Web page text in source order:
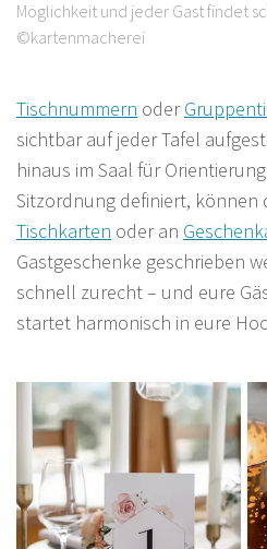
Möglichkeit und jeder Gast findet
©kartenmacherei
Tischnummern oder
sichtbar auf jeder Tafel
hinaus im Saal für
Sitzordnung definiert, können
Tischkarten oder an
Gastgeschenke geschrieben
schnell zurecht – und eure
startet harmonisch in eure